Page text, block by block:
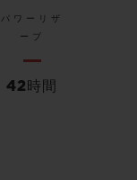
パワーリザ
ーブ
42時間